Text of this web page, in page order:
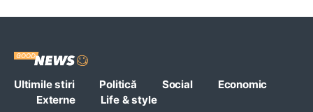
Ultimile stiri Politică Social
Economic
Externe
Life & style